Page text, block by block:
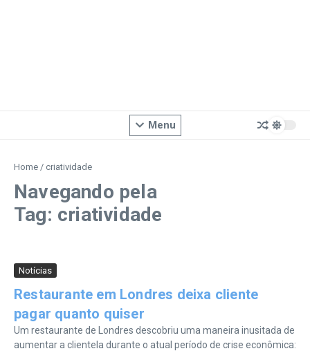
Menu
Home / criatividade
Navegando pela
Tag: criatividade
Notícias
Restaurante em Londres deixa cliente
pagar quanto quiser
Um restaurante de Londres descobriu uma maneira inusitada de
aumentar a clientela durante o atual período de crise econômica: